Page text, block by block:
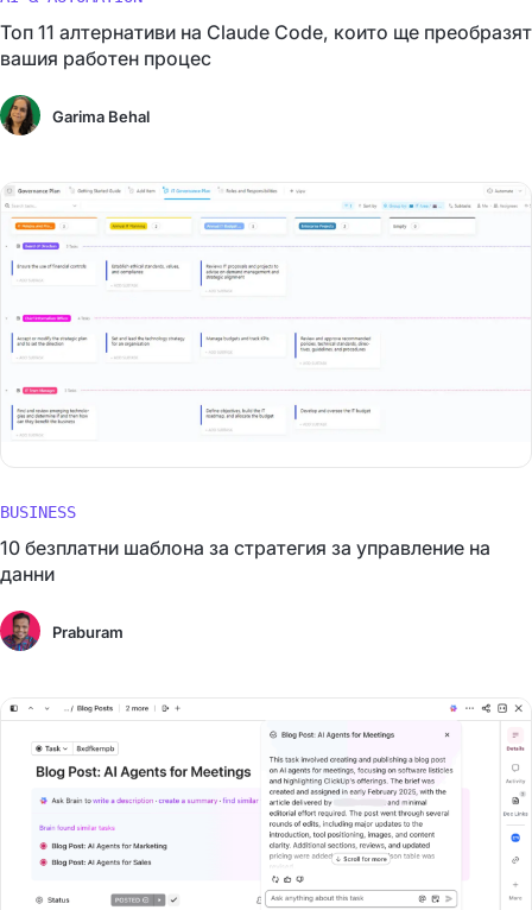
Топ 11 алтернативи на Claude Code, които ще преобразят
вашия работен процес
Garima Behal
BUSINESS
10 безплатни шаблона за стратегия за управление на
данни
Praburam